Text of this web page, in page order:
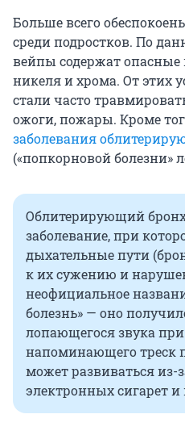
Больше всего
среди подростков. По
вейпы содержат
никеля и хрома. От этих
стали часто
ожоги, пожары. Кроме
заболевания
(«попкорновой болезни»
Облитерирующий
заболевание, при
дыхательные пути
к их сужению и
неофициальное
болезнь» — оно
лопающегося звука
напоминающего треск
может развиваться из-
электронных сигарет и